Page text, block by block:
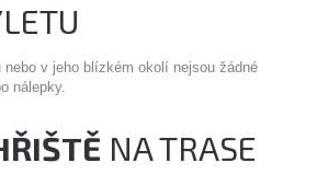
nebo v jeho blízkém okolí nejsou žádné
nálepky.
NA TRASE